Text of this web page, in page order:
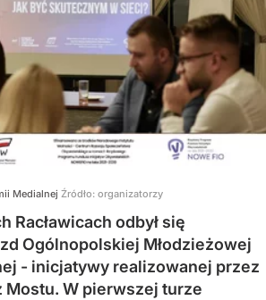
Medialnej Źródło: organizatorzy
Racławicach odbył się
Ogólnopolskiej Młodzieżowej
- inicjatywy realizowanej przez
Mostu. W pierwszej turze